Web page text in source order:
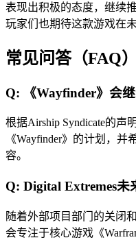
表现出积极的态度，继续
玩家们也期待这款游戏在
常见问答（FAQ）
Q: 《Wayfinder》会继
根据Airship Syndicate的声
《Wayfinder》的计划，
容。
Q: Digital Extremes未
随着外部项目部门的关闭
会专注于核心游戏《